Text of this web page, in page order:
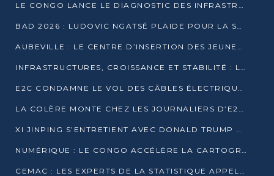
LE CONGO LANCE LE DIAGNOSTIC DES INFRASTRUCTURES SPORTIVES DU COMPLEXE DE KINTÉLÉ
BAD 2026 : LUDOVIC NGATSÉ PLAIDE POUR LA SOUVERAINETÉ FINANCIÈRE AFRICAINE
AUBEVILLE : LE CENTRE D’INSERTION DES JEUNES PRÊT À OUVRIR SES PORTES
INFRASTRUCTURES, CROISSANCE ET STABILITÉ : LA GUINÉE AFFÛTE SES AMBITIONS
E2C CONDAMNE LE VOL DES CÂBLES ÉLECTRIQUES APRÈS UNE VIDÉO VIRALE
LA COLÈRE MONTE CHEZ LES JOURNALIERS D’E2C QUI DÉNONCENT 20 ANS DE PRÉCARITÉ
XI JINPING S’ENTRETIENT AVEC DONALD TRUMP À BEIJING
NUMÉRIQUE : LE CONGO ACCÉLÈRE LA CARTOGRAPHIE DE SES INFRASTRUCTURES DIGITALES
CEMAC : LES EXPERTS DE LA STATISTIQUE APPELLENT À RENFORCER LA SÉCURISATION DES DONNÉES